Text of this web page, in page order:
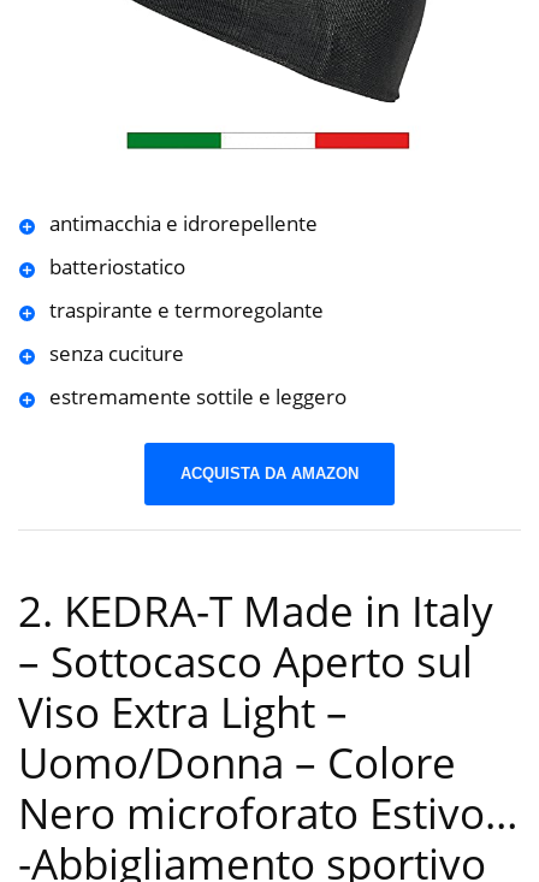
antimacchia e idrorepellente
batteriostatico
traspirante e termoregolante
senza cuciture
estremamente sottile e leggero
ACQUISTA DA AMAZON
2. KEDRA-T Made in Italy
– Sottocasco Aperto sul
Viso Extra Light –
Uomo/Donna – Colore
Nero microforato Estivo…
-Abbigliamento sportivo